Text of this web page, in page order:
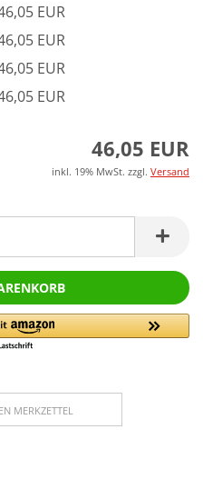
EUR
EUR
EUR
EUR
46,05 EUR
inkl. 19% MwSt. zzgl. Versand
MERKZETTEL